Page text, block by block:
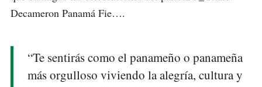
Decameron Panamá Fie….
“Te sentirás como el panameño o panameña
más orgulloso viviendo la alegría, cultura y